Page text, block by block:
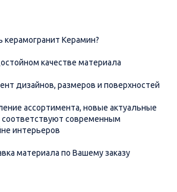
керамогранит Керамин?
качестве материала
дизайнов, размеров и поверхностей
ассортимента, новые актуальные
современным
интерьеров
материала по Вашему заказу